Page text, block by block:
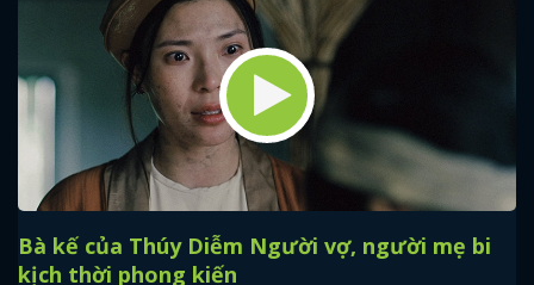
Bà kế của Thúy Diễm Người vợ, người mẹ bi
kịch thời phong kiến